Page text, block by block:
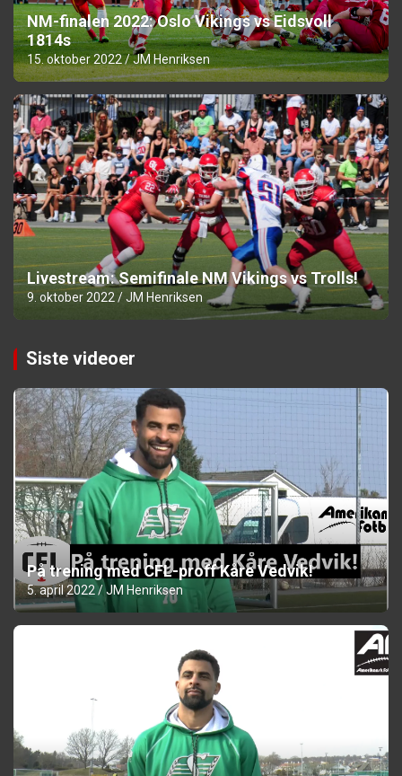
NM-finalen 2022: Oslo Vikings vs Eidsvoll
1814s
15. oktober 2022 JM Henriksen
Livestream: Semifinale NM Vikings vs Trolls!
9. oktober 2022 JM Henriksen
Siste videoer
På trening med CFL-proff Kåre Vedvik!
5. april 2022 JM Henriksen